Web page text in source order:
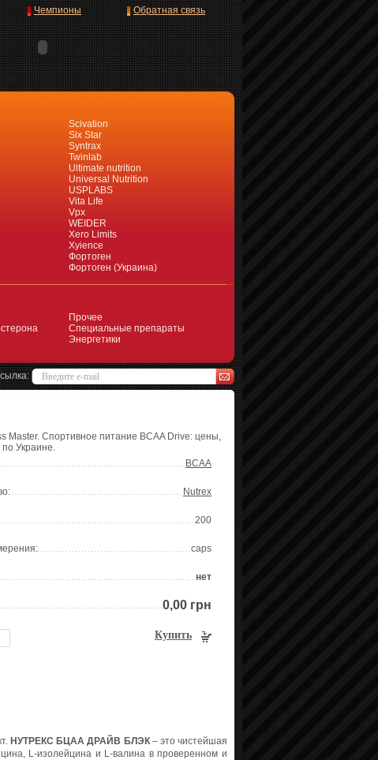
Чемпионы Обратная связь
Scivation
Six Star
Syntrax
Twinlab
Ultimate nutrition
Universal Nutrition
USPLABS
Vita Life
Vpx
WEIDER
Xero Limits
Xyience
Фортоген
Фортоген (Украина)
Прочее
Специальные препараты
Энергетики
Master. Спортивное питание BCAA Drive: цены,
по Украине.
BCAA
Nutrex
200
caps
нет
0,00 грн
Купить
НУТРЕКС БЦАА ДРАЙВ БЛЭК– это чистейшая
L-изолейцина и L-валина в проверенном и